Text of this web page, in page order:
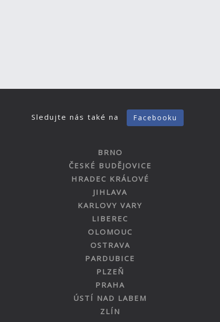
Sledujte nás také na Facebooku
BRNO
ČESKÉ BUDĚJOVICE
HRADEC KRÁLOVÉ
JIHLAVA
KARLOVY VARY
LIBEREC
OLOMOUC
OSTRAVA
PARDUBICE
PLZEŇ
PRAHA
ÚSTÍ NAD LABEM
ZLÍN